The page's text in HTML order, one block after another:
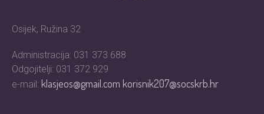
Osijek, Ružina 32
Administracija: 031 373 688
Odgojitelji: 031 372 929
e-mail: klasjeos@gmail.comkorisnik207@socskrb.hr